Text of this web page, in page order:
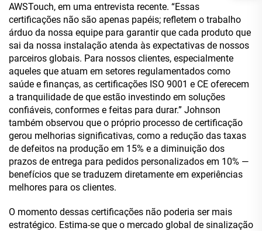
AWSTouch, em uma entrevista recente. “Essas
certificações não são apenas papéis; refletem o trabalho
árduo da nossa equipe para garantir que cada produto que
sai da nossa instalação atenda às expectativas de nossos
parceiros globais. Para nossos clientes, especialmente
aqueles que atuam em setores regulamentados como
saúde e finanças, as certificações ISO 9001 e CE oferecem
a tranquilidade de que estão investindo em soluções
confiáveis, conformes e feitas para durar.” Johnson
também observou que o próprio processo de certificação
gerou melhorias significativas, como a redução das taxas
de defeitos na produção em 15% e a diminuição dos
prazos de entrega para pedidos personalizados em 10% —
benefícios que se traduzem diretamente em experiências
melhores para os clientes.
O momento dessas certificações não poderia ser mais
estratégico. Estima-se que o mercado global de sinalização